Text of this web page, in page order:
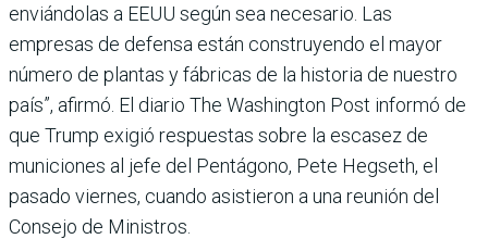
enviándolas a EEUU según sea necesario. Las
empresas de defensa están construyendo el mayor
número de plantas y fábricas de la historia de nuestro
país”, afirmó. El diario The Washington Post informó de
que Trump exigió respuestas sobre la escasez de
municiones al jefe del Pentágono, Pete Hegseth, el
pasado viernes, cuando asistieron a una reunión del
Consejo de Ministros.